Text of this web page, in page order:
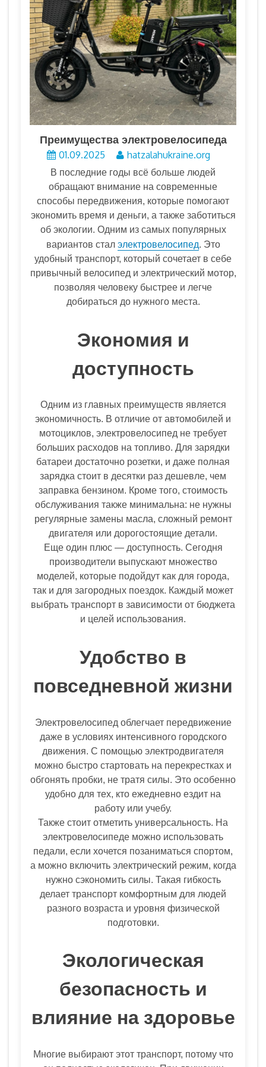
Преимущества электровелосипеда
01.09.2025 hatzalahukraine.org
В последние годы всё больше людей
обращают внимание на современные
способы передвижения, которые помогают
экономить время и деньги, а также заботиться
об экологии. Одним из самых популярных
вариантов стал электровелосипед. Это
удобный транспорт, который сочетает в себе
привычный велосипед и электрический мотор,
позволяя человеку быстрее и легче
добираться до нужного места.
Экономия и
доступность
Одним из главных преимуществ является
экономичность. В отличие от автомобилей и
мотоциклов, электровелосипед не требует
больших расходов на топливо. Для зарядки
батареи достаточно розетки, и даже полная
зарядка стоит в десятки раз дешевле, чем
заправка бензином. Кроме того, стоимость
обслуживания также минимальна: не нужны
регулярные замены масла, сложный ремонт
двигателя или дорогостоящие детали.
Еще один плюс — доступность. Сегодня
производители выпускают множество
моделей, которые подойдут как для города,
так и для загородных поездок. Каждый может
выбрать транспорт в зависимости от бюджета
и целей использования.
Удобство в
повседневной жизни
Электровелосипед облегчает передвижение
даже в условиях интенсивного городского
движения. С помощью электродвигателя
можно быстро стартовать на перекрестках и
обгонять пробки, не тратя силы. Это особенно
удобно для тех, кто ежедневно ездит на
работу или учебу.
Также стоит отметить универсальность. На
электровелосипеде можно использовать
педали, если хочется позаниматься спортом,
а можно включить электрический режим, когда
нужно сэкономить силы. Такая гибкость
делает транспорт комфортным для людей
разного возраста и уровня физической
подготовки.
Экологическая
безопасность и
влияние на здоровье
Многие выбирают этот транспорт, потому что